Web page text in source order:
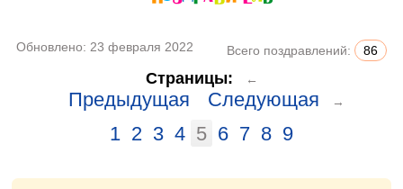
Обновлено: 23 февраля 2022 Всего поздравлений: 86
Страницы: ←
Предыдущая Следующая →
1 2 3 4 5 6 7 8 9